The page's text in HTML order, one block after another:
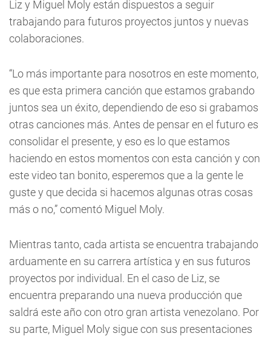
Liz y Miguel Moly están dispuestos a seguir
trabajando para futuros proyectos juntos y nuevas
colaboraciones.
“Lo más importante para nosotros en este momento,
es que esta primera canción que estamos grabando
juntos sea un éxito, dependiendo de eso si grabamos
otras canciones más. Antes de pensar en el futuro es
consolidar el presente, y eso es lo que estamos
haciendo en estos momentos con esta canción y con
este video tan bonito, esperemos que a la gente le
guste y que decida si hacemos algunas otras cosas
más o no,” comentó Miguel Moly.
Mientras tanto, cada artista se encuentra trabajando
arduamente en su carrera artística y en sus futuros
proyectos por individual. En el caso de Liz, se
encuentra preparando una nueva producción que
saldrá este año con otro gran artista venezolano. Por
su parte, Miguel Moly sigue con sus presentaciones